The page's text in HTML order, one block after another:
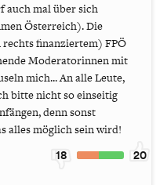
auch mal über sich
Österreich). Die
finanziertem) FPÖ
Moderatorinnen mit
mich... An alle Leute,
bitte nicht so einseitig
denn sonst
alles möglich sein wird!
18 20